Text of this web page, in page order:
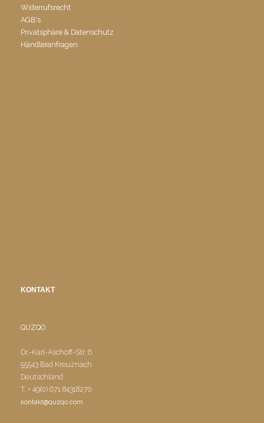
Widerrufsrecht
AGB's
Privatsphäre & Datenschutz
Händleranfragen
KONTAKT
QUZQO
Dr.-Karl-Aschoff-Str. 6
55543 Bad Kreuznach
Deutschland
T. + 49(0) 671 84318270
kontakt@quzqo.com